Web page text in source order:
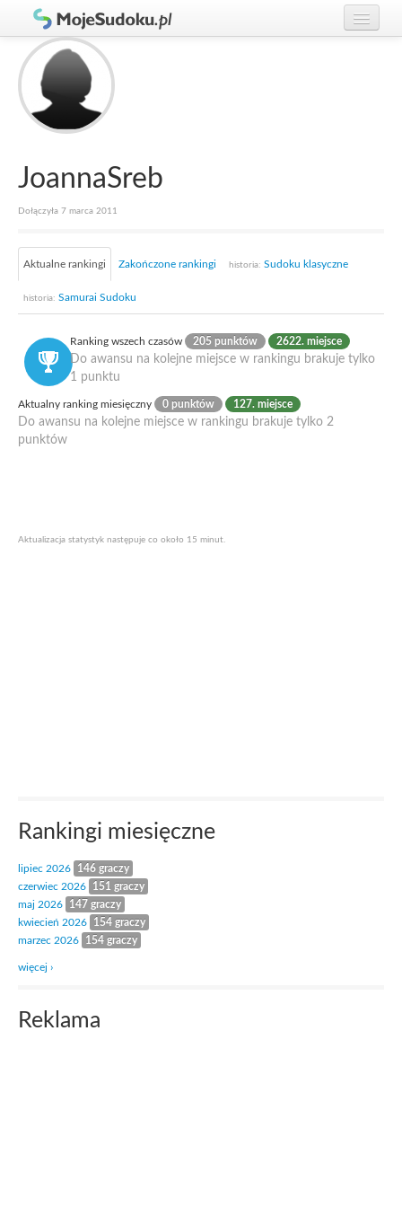
Graj w Sudoku!
Zasady Sudoku
Rankingi
Gracze
JoannaSreb
Dołączyła 7 marca 2011
Aktualne rankingi Zakończone rankingi historia: Sudoku klasyczne
historia: Samurai Sudoku
Ranking wszech czasów 205 punktów 2622. miejsce
Do awansu na kolejne miejsce w rankingu brakuje tylko
1 punktu
Aktualny ranking miesięczny 0 punktów 127. miejsce
Do awansu na kolejne miejsce w rankingu brakuje tylko 2
punktów
Aktualizacja statystyk następuje co około 15 minut.
Rankingi miesięczne
lipiec 2026
146 graczy
czerwiec 2026
151 graczy
maj 2026
147 graczy
kwiecień 2026
154 graczy
marzec 2026
154 graczy
więcej ›
Reklama